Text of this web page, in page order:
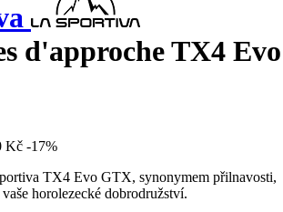
d'approche TX4 Evo
Kč -17%
TX4 Evo GTX, synonymem přilnavosti,
horolezecké dobrodružství.